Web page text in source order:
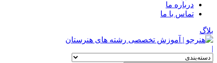
درباره ما
تماس با ما
بلاگ
|